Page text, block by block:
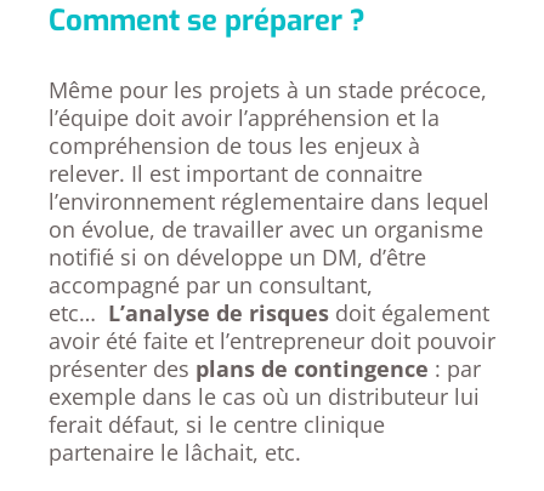
Comment se préparer ?
Même pour les projets à un stade précoce,
l’équipe doit avoir l’appréhension et la
compréhension de tous les enjeux à
relever. Il est important de connaitre
l’environnement réglementaire dans lequel
on évolue, de travailler avec un organisme
notifié si on développe un DM, d’être
accompagné par un consultant,
etc… L’analyse de risques doit également
avoir été faite et l’entrepreneur doit pouvoir
présenter des plans de contingence : par
exemple dans le cas où un distributeur lui
ferait défaut, si le centre clinique
partenaire le lâchait, etc.